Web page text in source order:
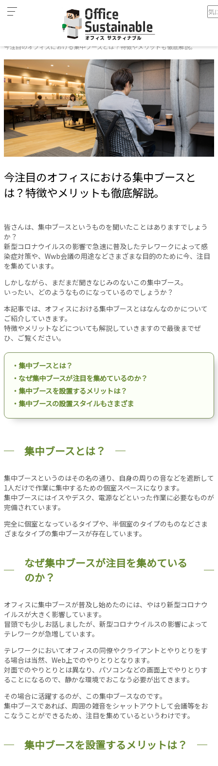
ゴ
リ
オ
フ
ィ
ス
家
具
テ
レ
ー
ク
設
オ
フ
ィ
ス
工
リ
ノ
ベ
ョ
ン
パ
ー
テ
ョ
ン
フ
ィ
ス
防
設
コ
ラ
ム
各
種
投
稿
記
事
新
着
記
事
注
記
事
今注目のオフィスにおける集中ブースとは？特徴やメリットも徹底解説。
今注目のオフィスにおける集中ブースと
は？特徴やメリットも徹底解説。
皆さんは、集中ブースというものを聞いたことはありますでしょう
か？
新型コロナウイルスの影響で急速に普及したテレワークによって感
染症対策や、Wwb会議の用途などさまざまな目的のために今、注目
を集めています。
しかしながら、まだまだ聞きなじみのないこの集中ブース。
いったい、どのようなものになっているのでしょうか？
本記事では、オフィスにおける集中ブースとはなんなのかについて
ご紹介していきます。
特徴やメリットなどについても解説していきますので最後までぜ
ひ、ご覧ください。
・集中ブースとは？
・なぜ集中ブースが注目を集めているのか？
・集中ブースを設置するメリットは？
・集中ブースの設置スタイルもさまざま
集中ブースとは？
集中ブースというのはその名の通り、自身の周りの音などを遮断して
1人だけで作業に集中するための個室スペースになります。
集中ブースにはイスやデスク、電源などといった作業に必要なものが
完備されています。
完全に個室となっているタイプや、半個室のタイプのものなどさま
ざまなタイプの集中ブースが存在しています。
なぜ集中ブースが注目を集めている
のか？
オフィスに集中ブースが普及し始めたのには、やはり新型コロナウ
イルスが大きく影響しています。
冒頭でも少しお話しましたが、新型コロナウイルスの影響によって
テレワークが急増しています。
テレワークにおいてオフィスの同僚やクライアントとやりとりをす
る場合は当然、Web上でのやりとりとなります。
対面でのやりとりとは異なり、パソコンなどの画面上でやりとりす
ることになるので、静かな環境でおこなう必要が出てきます。
その場合に活躍するのが、この集中ブースなのです。
集中ブースであれば、周囲の雑音をシャットアウトして会議等をお
こなうことができるため、注目を集めているというわけです。
集中ブースを設置するメリットは？